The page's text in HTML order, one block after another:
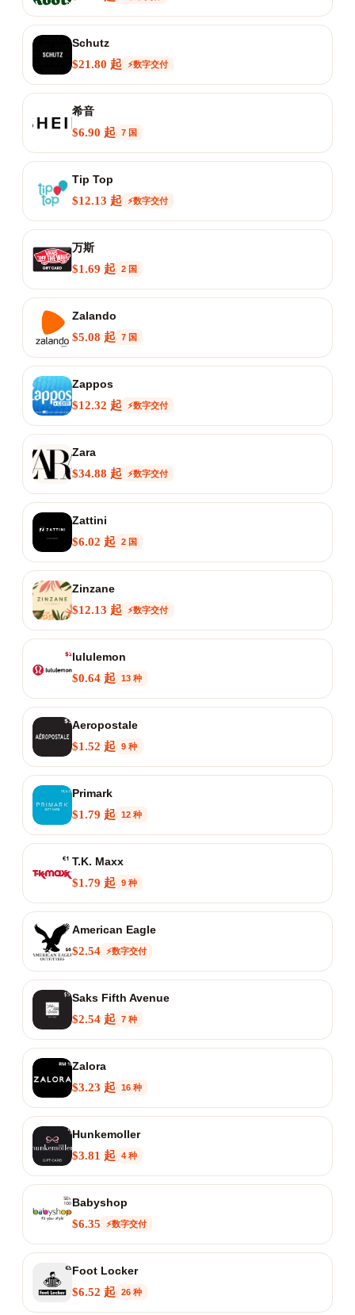
Schutz
$21.80 起
⚡数字交付
希音
$6.90 起
7 国
Tip Top
$12.13 起
⚡数字交付
万斯
$1.69 起
2 国
Zalando
$5.08 起
7 国
Zappos
$12.32 起
⚡数字交付
Zara
$34.88 起
⚡数字交付
Zattini
$6.02 起
2 国
Zinzane
$12.13 起
⚡数字交付
lululemon
$0.64 起
13 种
Aeropostale
$1.52 起
9 种
Primark
$1.79 起
12 种
T.K. Maxx
$1.79 起
9 种
American Eagle
$2.54
⚡数字交付
Saks Fifth Avenue
$2.54 起
7 种
Zalora
$3.23 起
16 种
Hunkemoller
$3.81 起
4 种
Babyshop
$6.35
⚡数字交付
Foot Locker
$6.52 起
26 种